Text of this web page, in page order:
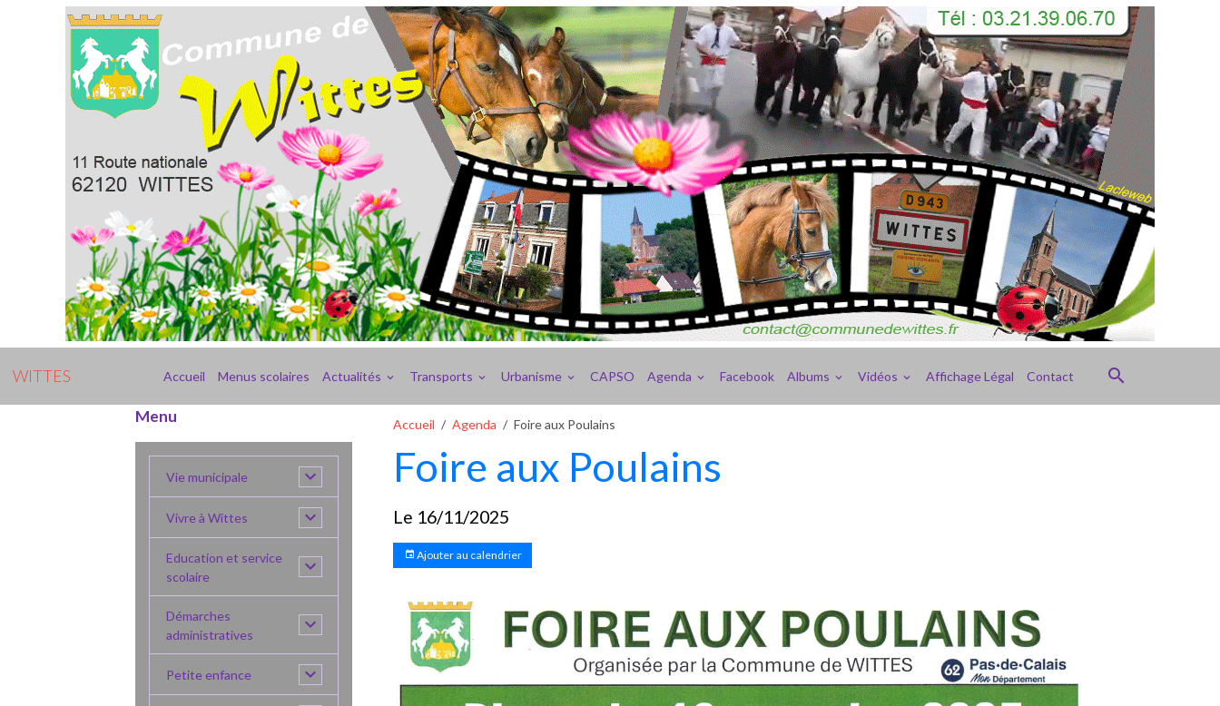
WITTES Accueil Menus scolaires Actualités Transports Urbanisme CAPSO Agenda Facebook Albums Vidéos Affichage Légal Contact
Accueil Agenda Foire aux Poulains
Foire aux Poulains
Le 16/11/2025
Ajouter au calendrier
Menu
Vie municipale
Vivre à Wittes
Education et service
scolaire
Démarches
administratives
Petite enfance